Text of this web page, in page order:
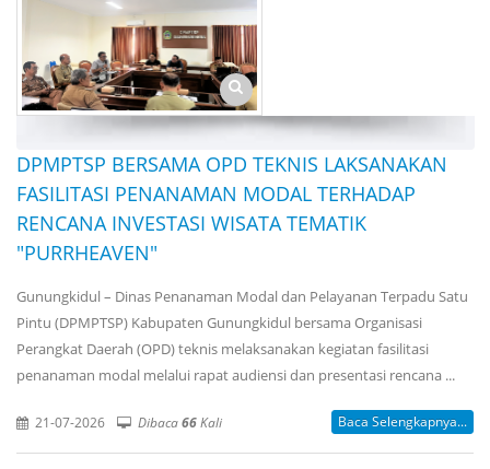
DPMPTSP BERSAMA OPD TEKNIS LAKSANAKAN
FASILITASI PENANAMAN MODAL TERHADAP
RENCANA INVESTASI WISATA TEMATIK
"PURRHEAVEN"
Gunungkidul – Dinas Penanaman Modal dan Pelayanan Terpadu Satu
Pintu (DPMPTSP) Kabupaten Gunungkidul bersama Organisasi
Perangkat Daerah (OPD) teknis melaksanakan kegiatan fasilitasi
penanaman modal melalui rapat audiensi dan presentasi rencana ...
21-07-2026 Dibaca66Kali Baca Selengkapnya...